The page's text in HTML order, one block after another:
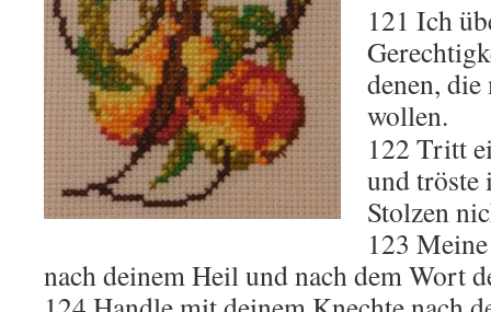
121 Ich
denen,
wollen.
122 Tritt
und tröste
Stolzen
123
nach deinem Heil und nach dem Wort